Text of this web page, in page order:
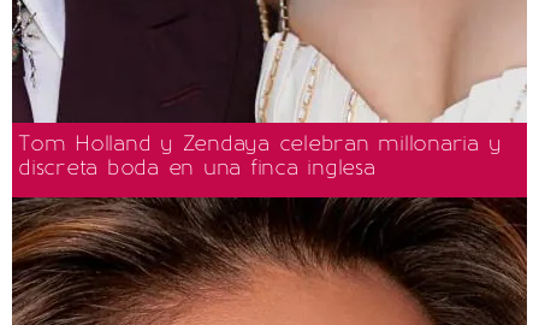
Tom Holland y Zendaya celebran millonaria y
discreta boda en una finca inglesa